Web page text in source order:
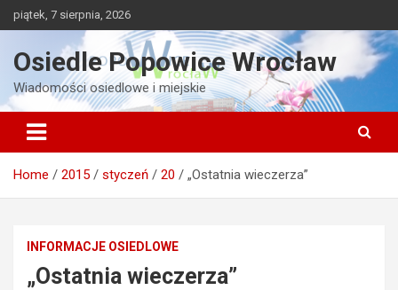
Skip
to
piątek, 7 sierpnia, 2026
Osiedle Popowice Wrocław
Wiadomości osiedlowe i miejskie
Home 2015 styczeń 20 „Ostatnia wieczerza”
INFORMACJE OSIEDLOWE
„Ostatnia wieczerza”